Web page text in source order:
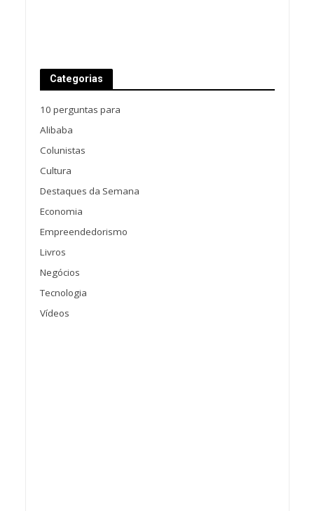
Categorias
10 perguntas para
Alibaba
Colunistas
Cultura
Destaques da Semana
Economia
Empreendedorismo
Livros
Negócios
Tecnologia
Vídeos